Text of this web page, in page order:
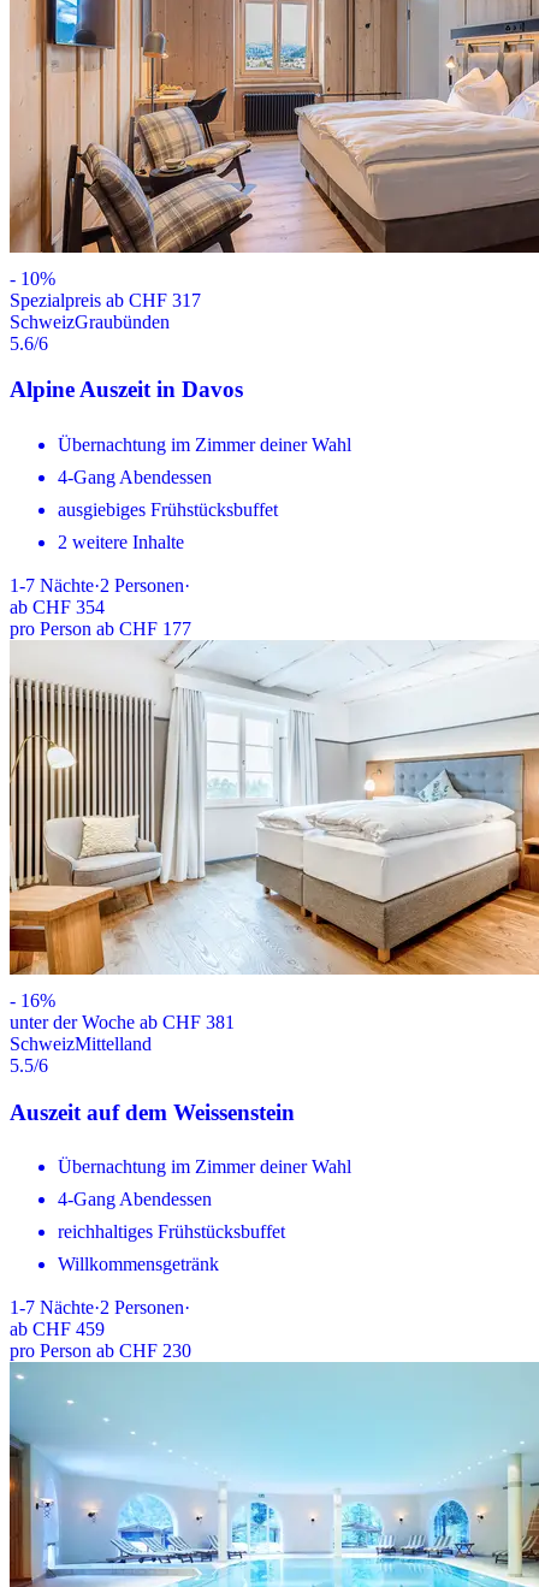
- 10%
Spezialpreis ab CHF 317
SchweizGraubünden
5.6/6
Alpine Auszeit in Davos
Übernachtung im Zimmer deiner Wahl
4-Gang Abendessen
ausgiebiges Frühstücksbuffet
2 weitere Inhalte
1-7 Nächte·2 Personen·
ab CHF 354
pro Person ab CHF 177
- 16%
unter der Woche ab CHF 381
SchweizMittelland
5.5/6
Auszeit auf dem Weissenstein
Übernachtung im Zimmer deiner Wahl
4-Gang Abendessen
reichhaltiges Frühstücksbuffet
Willkommensgetränk
1-7 Nächte·2 Personen·
ab CHF 459
pro Person ab CHF 230